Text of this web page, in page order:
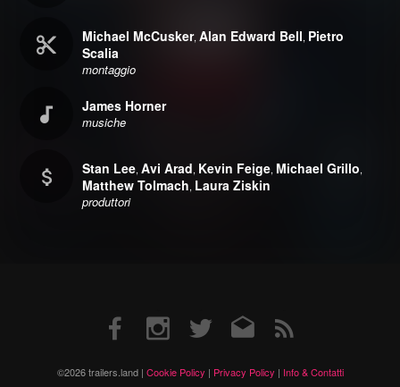
Michael McCusker,Alan Edward Bell, Pietro
Scalia
montaggio
James Horner
musiche
Stan Lee,Avi Arad, Kevin Feige, Michael Grillo,
Matthew Tolmach, Laura Ziskin
produttori
©2026 trailers.land | Cookie Policy | Privacy Policy | Info & Contatti